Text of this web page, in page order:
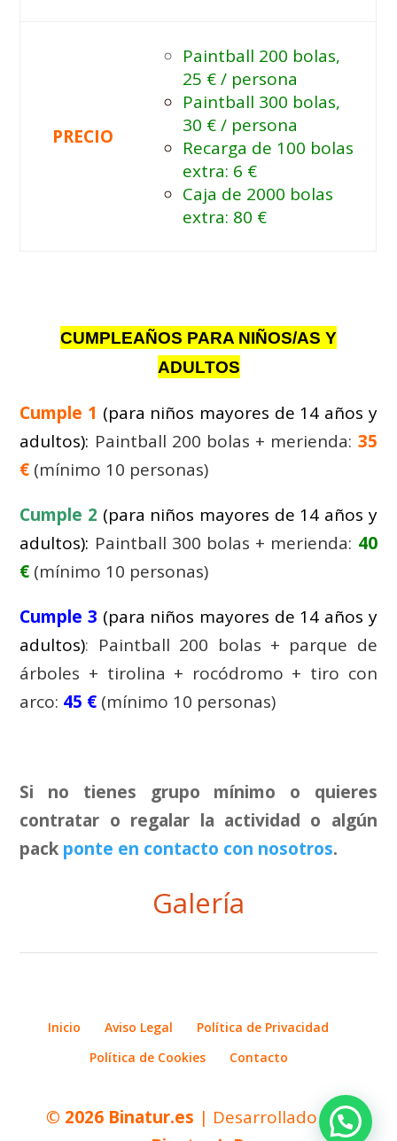
PRECIO
Paintball 200 bolas,
25 € / persona
Paintball 300 bolas,
30 € / persona
Recarga de 100 bolas
extra: 6 €
Caja de 2000 bolas
extra: 80 €
CUMPLEAÑOS PARA NIÑOS/AS Y
ADULTOS
Cumple 1 (para niños mayores de 14 años y
adultos): Paintball 200 bolas + merienda: 35
€ (mínimo 10 personas)
Cumple 2 (para niños mayores de 14 años y
adultos): Paintball 300 bolas + merienda: 40
€ (mínimo 10 personas)
Cumple 3 (para niños mayores de 14 años y
adultos): Paintball 200 bolas + parque de
árboles + tirolina + rocódromo + tiro con
arco: 45 € (mínimo 10 personas)
Si no tienes grupo mínimo o quieres
contratar o regalar la actividad o algún
pack ponte en contacto con nosotros.
Galería
Inicio Aviso Legal
Política de Privacidad
Política de Cookies
Contacto
© 2026 Binatur.es | Desarrollado por